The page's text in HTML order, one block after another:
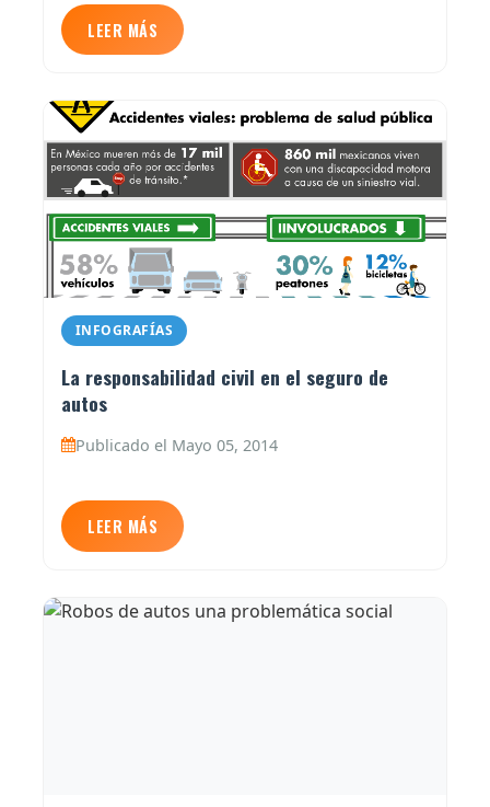
LEER MÁS
INFOGRAFÍAS
La responsabilidad civil en el seguro de
autos
Publicado el Mayo 05, 2014
LEER MÁS